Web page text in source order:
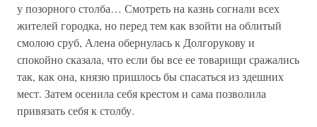
у позорного столба… Смотреть на казнь согнали всех
жителей городка, но перед тем как взойти на облитый
смолою сруб, Алена обернулась к Долгорукову и
спокойно сказала, что если бы все ее товарищи сражались
так, как она, князю пришлось бы спасаться из здешних
мест. Затем осенила себя крестом и сама позволила
привязать себя к столбу.